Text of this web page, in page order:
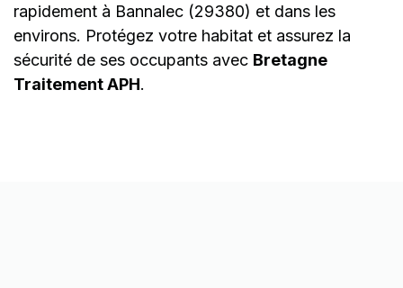
rapidement à Bannalec (29380) et dans les
environs. Protégez votre habitat et assurez la
sécurité de ses occupants avec Bretagne
Traitement APH.